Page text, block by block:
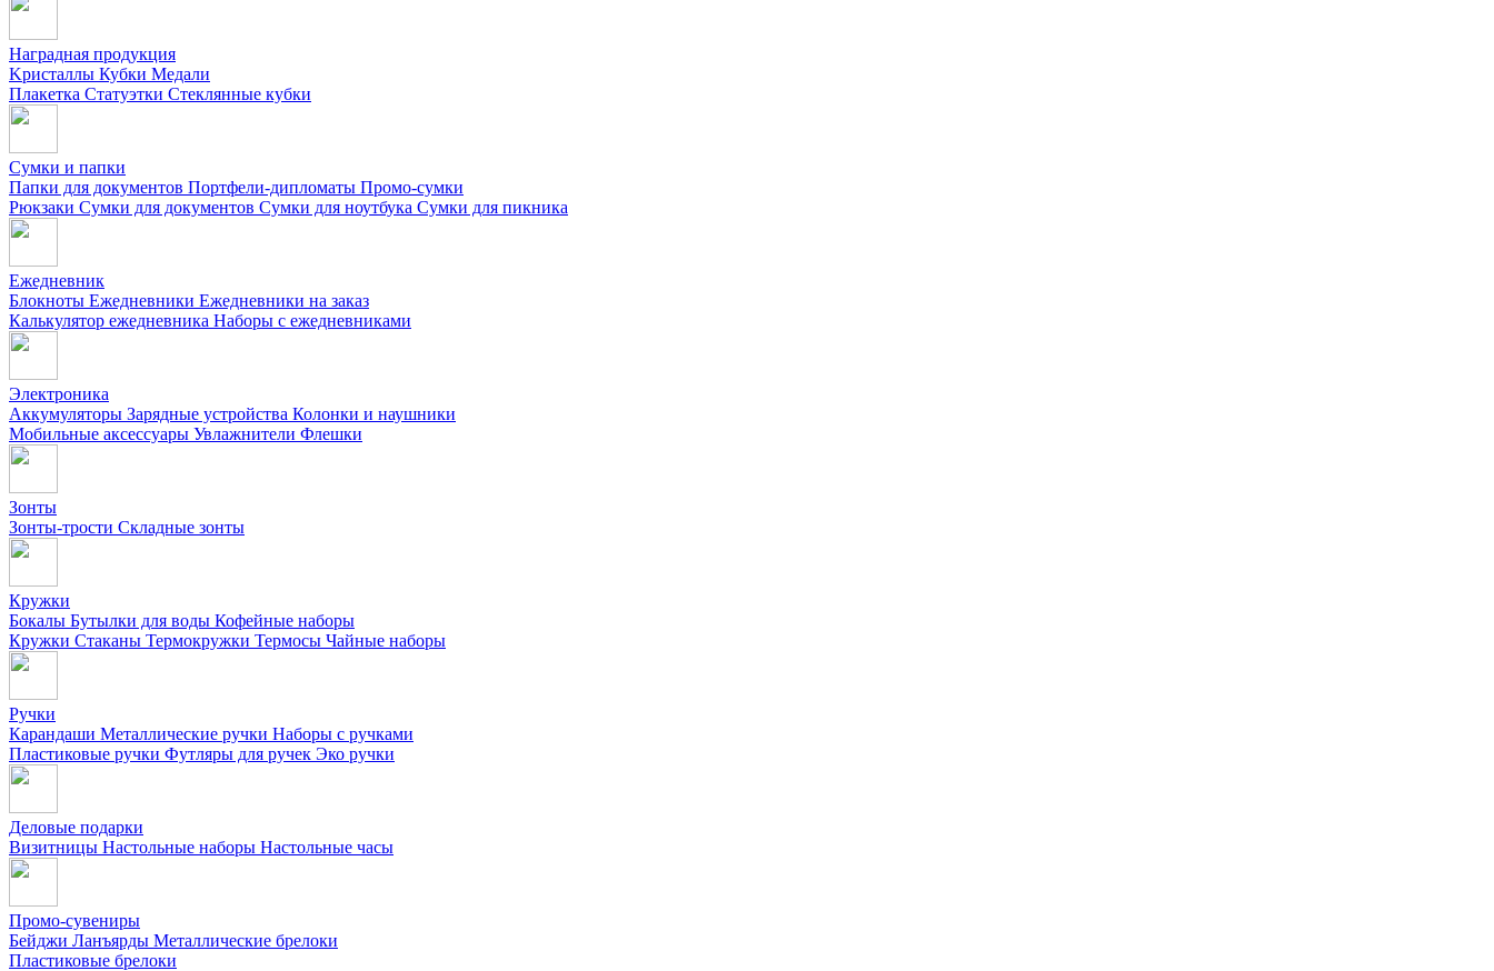
Наградная продукция
Kристаллы Кубки Медали
Плакетка Статуэтки Стеклянные кубки
Сумки и папки
Папки для документов Портфели-дипломаты Промо-сумки
Рюкзаки Сумки для документов Сумки для ноутбука Сумки для пикника
Ежедневник
Блокноты Ежедневники Ежедневники на заказ
Калькулятор ежедневника Наборы с ежедневниками
Электроника
Аккумуляторы Зарядные устройства Колонки и наушники
Мобильные аксессуары Увлажнители Флешки
Зонты
Зонты-трости Складные зонты
Кружки
Бокалы Бутылки для воды Кофейные наборы
Кружки Стаканы Термокружки Термосы Чайные наборы
Ручки
Карандаши Металлические ручки Наборы с ручками
Пластиковые ручки Футляры для ручек Эко ручки
Деловые подарки
Визитницы Настольные наборы Настольные часы
Промо-сувениры
Бейджи Ланъярды Металлические брелоки
Пластиковые брелоки